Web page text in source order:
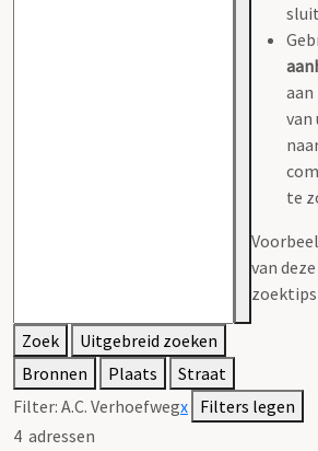
aan
van
te
van
Zoek
Uitgebreid zoeken
Bronnen
Plaats
Straat
Filter: A.C. Verhoefwegx Filters legen
4 adressen